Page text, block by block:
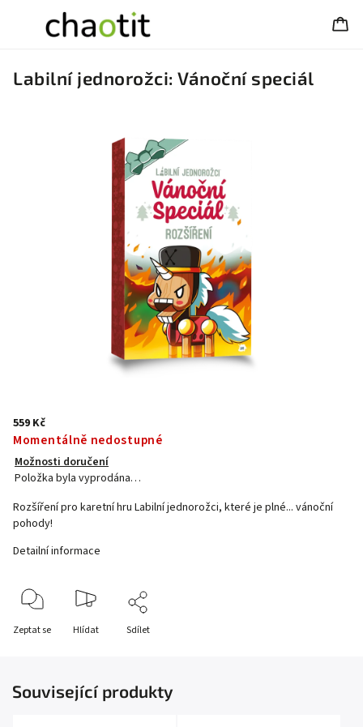
Labilní jednorožci: Vánoční speciál
559 Kč
Momentálně nedostupné
Možnosti doručení
Položka byla vyprodána…
Rozšíření pro karetní hru Labilní jednorožci, které je plné... vánoční
pohody!
Detailní informace
Zeptat se Hlídat Sdílet
Související produkty